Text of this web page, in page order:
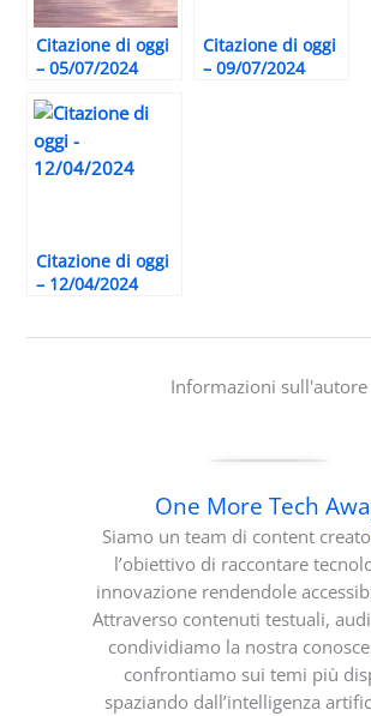
Citazione di oggi
– 05/07/2024
Citazione di oggi
– 09/07/2024
Citazione di oggi
– 12/04/2024
Informazioni sull'autore
One More Tech
Siamo un team di content
l’obiettivo di raccontare
innovazione rendendole
Attraverso contenuti testuali,
condividiamo la nostra
confrontiamo sui temi più
spaziando dall’intelligenza